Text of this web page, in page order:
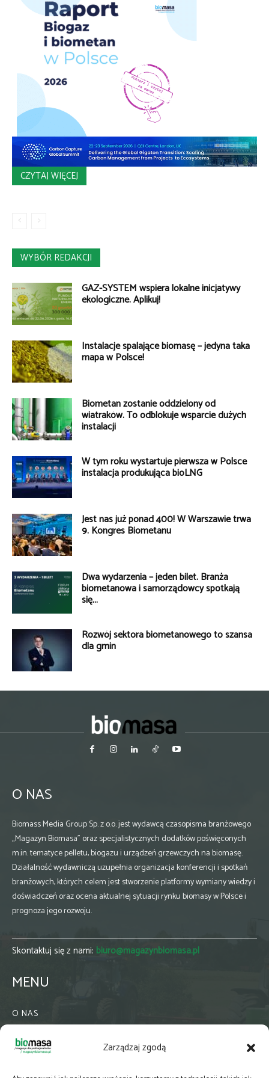
Zarządzaj zgodą
CZYTAJ WIĘCEJ
WYBÓR REDAKCJI
GAZ-SYSTEM wspiera lokalne inicjatywy
ekologiczne. Aplikuj!
Instalacje spalające biomasę – jedyna taka
mapa w Polsce!
Biometan zostanie oddzielony od
wiatraków. To odblokuje wsparcie dużych
instalacji
W tym roku wystartuje pierwsza w Polsce
instalacja produkująca bioLNG
Jest nas już ponad 400! W Warszawie trwa
9. Kongres Biometanu
Dwa wydarzenia – jeden bilet. Branża
biometanowa i samorządowcy spotkają
się...
Rozwój sektora biometanowego to szansa
dla gmin
O NAS
Biomass Media Group Sp. z o.o. jest wydawcą czasopisma branżowego
„Magazyn Biomasa” oraz specjalistycznych dodatków poświęconych
m.in. tematyce pelletu, biogazu i urządzeń grzewczych na biomasę.
Działalność wydawniczą uzupełnia organizacja konferencji i spotkań
branżowych, których celem jest stworzenie platformy wymiany wiedzy i
doświadczeń oraz ocena aktualnej sytuacji rynku biomasy w Polsce i
prognoza jego rozwoju.
Skontaktuj się z nami: biuro@magazynbiomasa.pl
MENU
O NAS
WSPÓŁPRACA